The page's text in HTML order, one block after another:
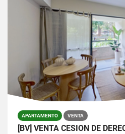
APARTAMENTO VENTA